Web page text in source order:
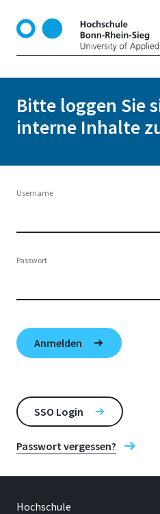
k
Bitte loggen Sie
interne Inhalte
Username
Passwort
SSO Login
Passwort vergessen?
Hochschule